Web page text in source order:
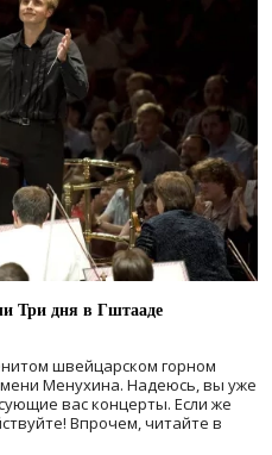
Три дня в Гштааде
швейцарском горном
Менухина. Надеюсь, вы уже
вас концерты. Если же
Впрочем, читайте в